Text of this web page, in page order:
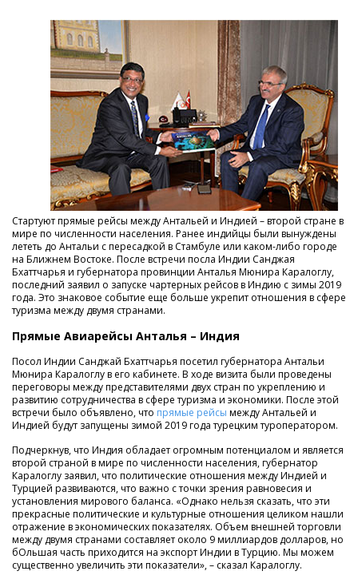
Стартуют прямые рейсы между Антальей и Индией – второй стране в
мире по численности населения. Ранее индийцы были вынуждены
лететь до Антальи с пересадкой в Стамбуле или каком-либо городе
на Ближнем Востоке. После встречи посла Индии Санджая
Бхаттчарья и губернатора провинции Анталья Мюнира Каралоглу,
последний заявил о запуске чартерных рейсов в Индию с зимы 2019
года. Это знаковое событие еще больше укрепит отношения в сфере
туризма между двумя странами.
Прямые Авиарейсы Анталья – Индия
Посол Индии Санджай Бхаттчарья посетил губернатора Антальи
Мюнира Каралоглу в его кабинете. В ходе визита были проведены
переговоры между представителями двух стран по укреплению и
развитию сотрудничества в сфере туризма и экономики. После этой
встречи было объявлено, что прямые рейсы между Антальей и
Индией будут запущены зимой 2019 года турецким туроператором.
Подчеркнув, что Индия обладает огромным потенциалом и является
второй страной в мире по численности населения, губернатор
Каралоглу заявил, что политические отношения между Индией и
Турцией развиваются, что важно с точки зрения равновесия и
установления мирового баланса. «Однако нельзя сказать, что эти
прекрасные политические и культурные отношения целиком нашли
отражение в экономических показателях. Объем внешней торговли
между двумя странами составляет около 9 миллиардов долларов, но
бОльшая часть приходится на экспорт Индии в Турцию. Мы можем
существенно увеличить эти показатели», – сказал Каралоглу.